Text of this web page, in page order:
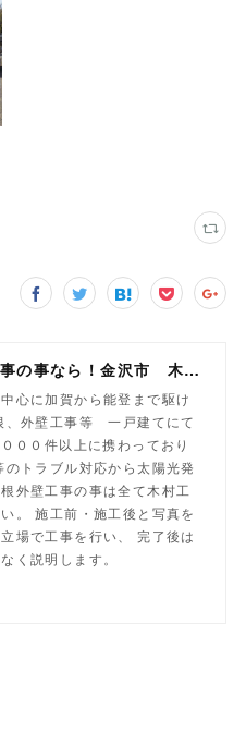
屋根、外壁工事の事なら！金沢市 木村工業
心に加賀から能登まで駆け
、外壁工事等 一戸建てにて
００件以上に携わっており
のトラブル対応から太陽光発
外壁工事の事は全て木村工
。 施工前・施工後と写真を
場で工事を行い、 完了後は
く説明します。